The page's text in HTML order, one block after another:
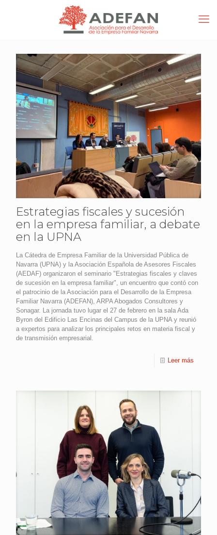
Estrategias fiscales y sucesión
en la empresa familiar, a debate
en la UPNA
La Cátedra de Empresa Familiar de la Universidad Pública de
Navarra (UPNA) y la Asociación Española de Asesores Fiscales
(AEDAF) organizaron el seminario "Estrategias fiscales y claves
de sucesión en la empresa familiar", un encuentro que contó con
el patrocinio de la Asociación para el Desarrollo de la Empresa
Familiar Navarra (ADEFAN), ARPA Abogados Consultores y
Sonagar. La jornada tuvo lugar el 27 de febrero en la sala Ada
Byron del Edificio Las Encinas del Campus de la UPNA y reunió
a expertos para analizar los principales retos en materia fiscal y
de transmisión empresarial.
Leer más